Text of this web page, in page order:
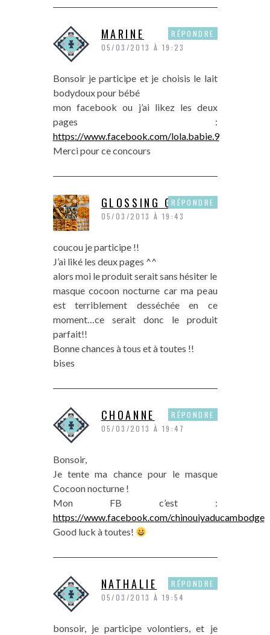
MARINE
05/03/2013 À 19:23
Bonsoir je participe et je choisis le lait
bodydoux pour bébé
mon facebook ou j’ai likez les deux
pages :
https://www.facebook.com/lola.babie.9
Merci pour ce concours
RÉPONDRE
GLOSSING GEEK
05/03/2013 À 19:43
coucou je participe !!
J’ai liké les deux pages ^^
alors moi le produit serait sans hésiter le
masque cocoon nocturne car ma peau
est terriblement desséchée en ce
moment…ce serait donc le produit
parfait!!
Bonne chances à tous et à toutes !!
bises
RÉPONDRE
CHOANNE
05/03/2013 À 19:47
Bonsoir,
Je tente ma chance pour le masque
Cocoon nocturne !
Mon FB c’est :
https://www.facebook.com/chinouiyaducambodge
Good luck à toutes!
RÉPONDRE
NATHALIE
05/03/2013 À 19:54
bonsoir, je participe volontiers, et je
RÉPONDRE